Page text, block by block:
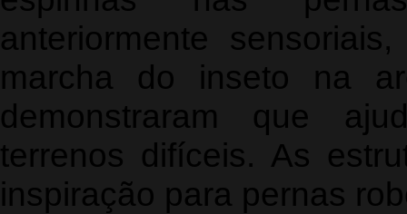
anteriormente
marcha do inseto na
demonstraram que
terrenos difíceis. As
inspiração para pernas